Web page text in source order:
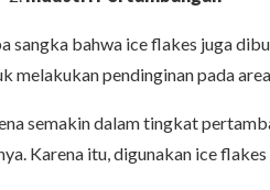
sangka bahwa ice flakes juga
melakukan pendinginan pada
semakin dalam tingkat
Karena itu, digunakan ice